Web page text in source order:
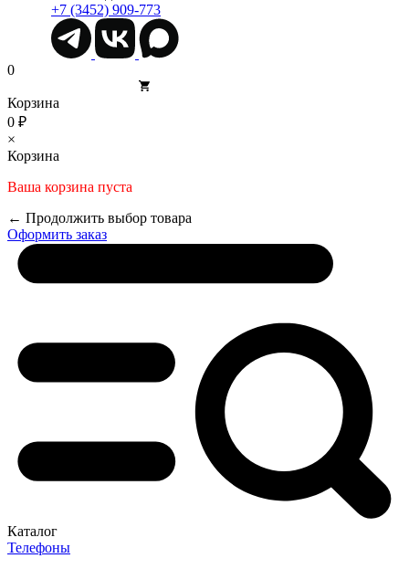
+7 (3452) 909-773
0
Корзина
0 ₽
×
Корзина
Ваша корзина пуста
← Продолжить выбор товара
Оформить заказ
Каталог
Телефоны